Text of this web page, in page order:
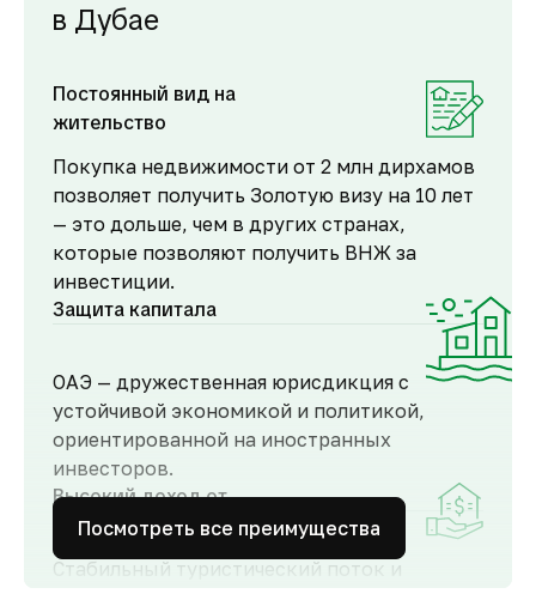
в Дубае
Постоянный вид на
жительство
Покупка недвижимости от 2 млн дирхамов
позволяет получить Золотую визу на 10 лет
— это дольше, чем в других странах,
которые позволяют получить ВНЖ за
инвестиции.
Защита капитала
ОАЭ — дружественная юрисдикция с
устойчивой экономикой и политикой,
ориентированной на иностранных
инвесторов.
Высокий доход от
аренды
Стабильный туристический поток и
Посмотреть все преимущества